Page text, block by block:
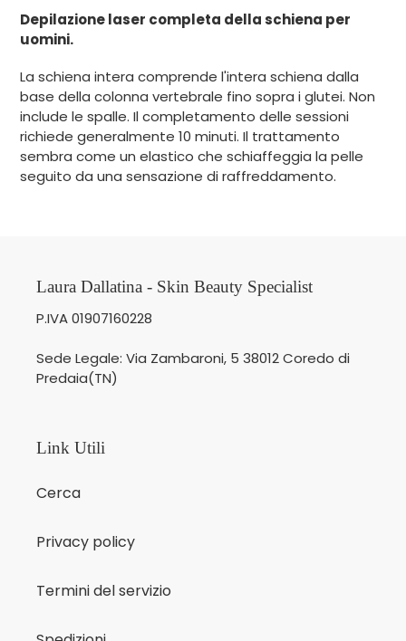
del
prodotto
nel
carrello
Depilazione laser completa della schiena per
uomini.
La schiena intera comprende l'intera schiena dalla
base della colonna vertebrale fino sopra i glutei. Non
include le spalle. Il completamento delle sessioni
richiede generalmente 10 minuti. Il trattamento
sembra come un elastico che schiaffeggia la pelle
seguito da una sensazione di raffreddamento.
Laura Dallatina - Skin Beauty Specialist
P.IVA 01907160228
Sede Legale: Via Zambaroni, 5 38012 Coredo di
Predaia(TN)
Link Utili
Cerca
Privacy policy
Termini del servizio